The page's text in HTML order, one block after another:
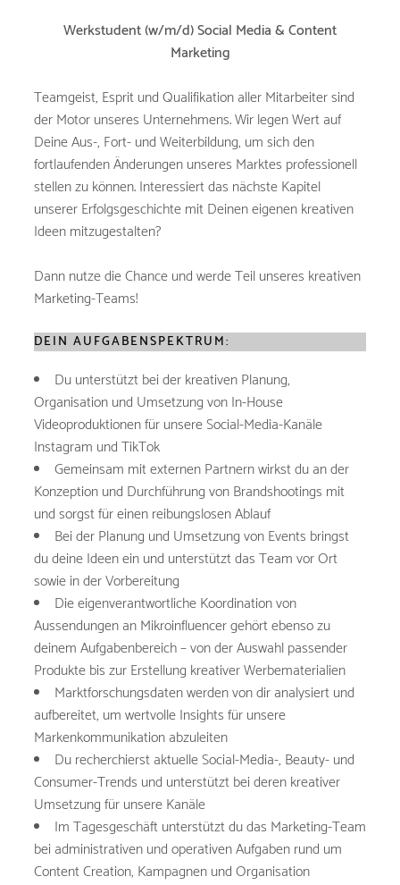
Werkstudent (w/m/d) Social Media & Content
Marketing
Teamgeist, Esprit und Qualifikation aller Mitarbeiter sind
der Motor unseres Unternehmens. Wir legen Wert auf
Deine Aus-, Fort- und Weiterbildung, um sich den
fortlaufenden Änderungen unseres Marktes professionell
stellen zu können. Interessiert das nächste Kapitel
unserer Erfolgsgeschichte mit Deinen eigenen kreativen
Ideen mitzugestalten?
Dann nutze die Chance und werde Teil unseres kreativen
Marketing-Teams!
DEIN AUFGABENSPEKTRUM:
Du unterstützt bei der kreativen Planung,
Organisation und Umsetzung von In-House
Videoproduktionen für unsere Social-Media-Kanäle
Instagram und TikTok
Gemeinsam mit externen Partnern wirkst du an der
Konzeption und Durchführung von Brandshootings mit
und sorgst für einen reibungslosen Ablauf
Bei der Planung und Umsetzung von Events bringst
du deine Ideen ein und unterstützt das Team vor Ort
sowie in der Vorbereitung
Die eigenverantwortliche Koordination von
Aussendungen an Mikroinfluencer gehört ebenso zu
deinem Aufgabenbereich – von der Auswahl passender
Produkte bis zur Erstellung kreativer Werbematerialien
Marktforschungsdaten werden von dir analysiert und
aufbereitet, um wertvolle Insights für unsere
Markenkommunikation abzuleiten
Du recherchierst aktuelle Social-Media-, Beauty- und
Consumer-Trends und unterstützt bei deren kreativer
Umsetzung für unsere Kanäle
Im Tagesgeschäft unterstützt du das Marketing-Team
bei administrativen und operativen Aufgaben rund um
Content Creation, Kampagnen und Organisation